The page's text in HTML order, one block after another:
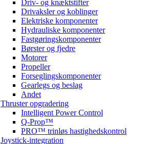
Driv- og knæktstifter
Drivaksler og koblinger
Elektriske komponenter
Hydrauliske komponenter
Fastgøringskomponenter
Børster og fjedre
Motorer
Propeller
Forseglingskomponenter
Gearlegs og beslag
Andet
Thruster opgradering
Intelligent Power Control
Q-Prop™
PRO™ trinløs hastighedskontrol
Joystick-integration